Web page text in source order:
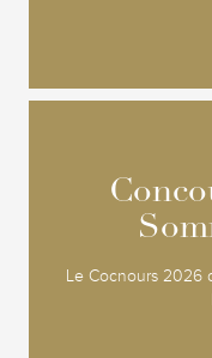
Le Cocnours 2026